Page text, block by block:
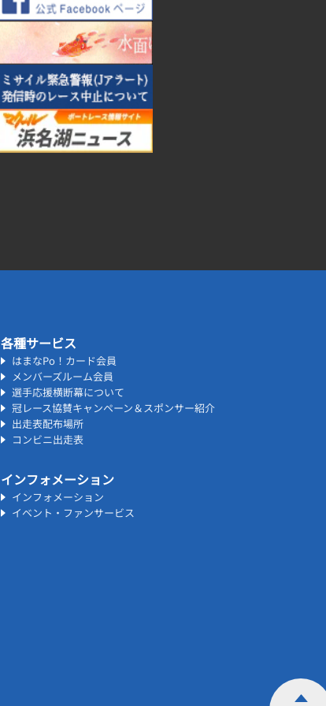
各種サービス
はまなPo！カード会員
メンバーズルーム会員
選手応援横断幕について
冠レース協賛キャンペーン＆スポンサー紹介
出走表配布場所
コンビニ出走表
インフォメーション
インフォメーション
イベント・ファンサービス